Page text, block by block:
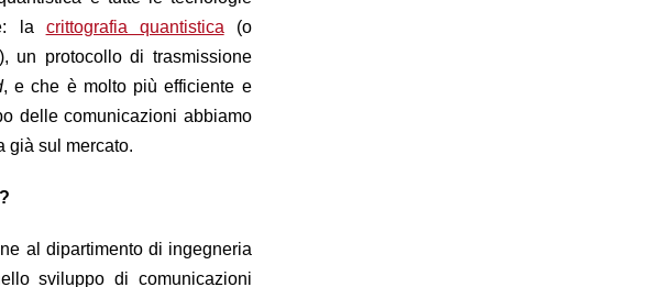
la crittografia quantistica
(o
, un protocollo di trasmissione
, e che è molto più efficiente e
delle comunicazioni abbiamo
già sul mercato.
?
al dipartimento di ingegneria
sviluppo di comunicazioni